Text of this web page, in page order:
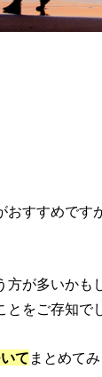
すすめです
が多いかも
とをご存知で
て まとめてみ